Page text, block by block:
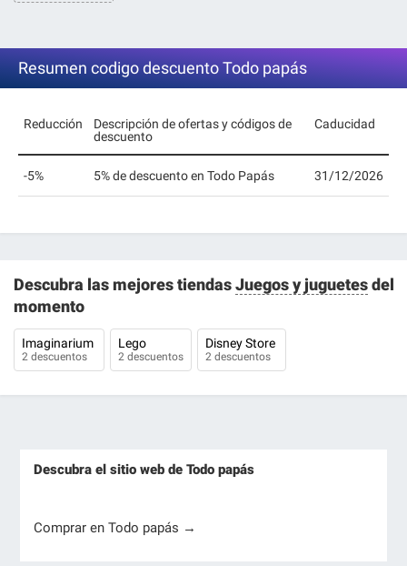
Resumen codigo descuento Todo papás
Reducción
Descripción de ofertas y códigos de
descuento
Caducidad
-5% 5% de descuento en Todo Papás 31/12/2026
Descubra las mejores tiendasJuegos y juguetesdel
momento
Imaginarium
2 descuentos
Lego
2 descuentos
Disney Store
2 descuentos
Descubra el sitio web de Todo papás
Comprar en Todo papás →